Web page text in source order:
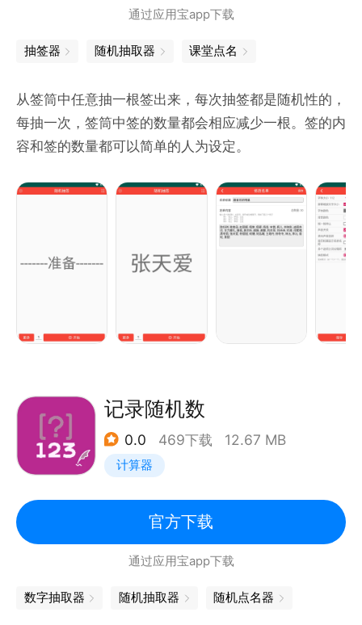
通过应用宝app下载
抽签器 随机抽取器 课堂点名
从签筒中任意抽一根签出来，每次抽签都是随机性的，
每抽一次，签筒中签的数量都会相应减少一根。签的内
容和签的数量都可以简单的人为设定。
记录随机数
0.0 469下载 12.67 MB
计算器
官方下载
通过应用宝app下载
数字抽取器 随机抽取器 随机点名器